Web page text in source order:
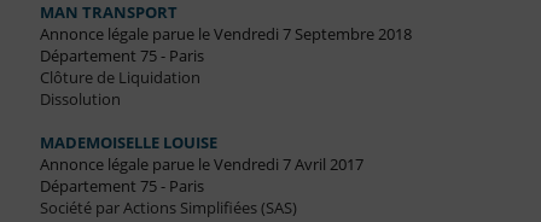
MAN TRANSPORT
Annonce légale parue le Vendredi 7 Septembre 2018
Département 75 - Paris
Clôture de Liquidation
Dissolution
MADEMOISELLE LOUISE
Annonce légale parue le Vendredi 7 Avril 2017
Département 75 - Paris
Société par Actions Simplifiées (SAS)